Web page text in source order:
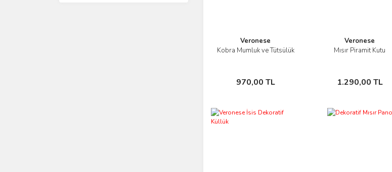
Veronese
Kobra Mumluk ve Tütsülük
970,00 TL
İncele
Sepete Ekle
Veronese
Mısır Piramit Kutu
1.290,00 TL
İncele
Sepete Ekle